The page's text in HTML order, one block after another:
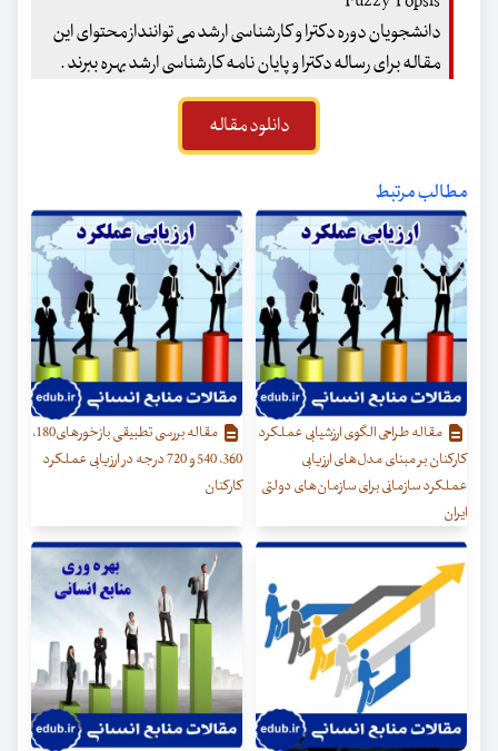
دانشجویان دوره دکترا و کارشناسی ارشد می تواننداز محتوای این
مقاله برای رساله دکترا و پایان نامه کارشناسی ارشد بهره ببرند .
دانلود مقاله
مطالب مرتبط
مقاله طراحی الگوی ارزشیابی عملکرد
کارکنان بر مبنای مدل‌های ارزیابی
عملکرد سازمانی برای سازمان‌های دولتی
ایران
مقاله بررسی تطبیقی بازخورهای180،
360، 540 و 720 درجه در ارزیابی عملکرد
کارکنان